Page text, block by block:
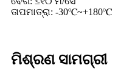
ତାପମାତ୍ରା: -30℃~+180℃
ମିଶ୍ରଣ ସାମଗ୍ରୀ